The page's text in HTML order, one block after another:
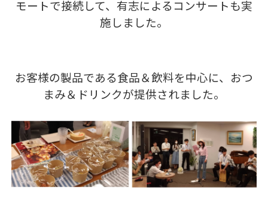
モートで接続して、有志によるコンサートも実
施しました。
お客様の製品である食品＆飲料を中心に、おつ
まみ＆ドリンクが提供されました。